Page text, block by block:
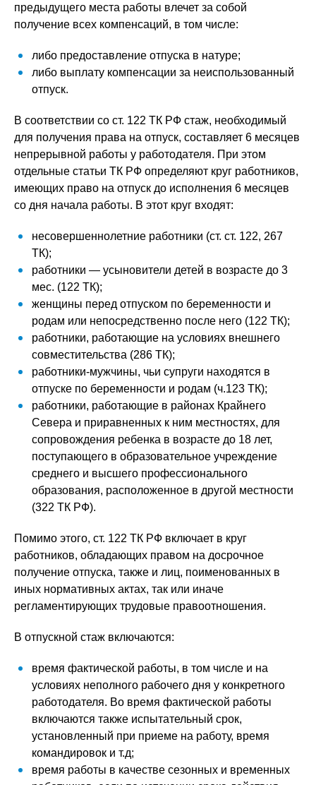
предыдущего места работы влечет за собой
получение всех компенсаций, в том числе:
либо предоставление отпуска в натуре;
либо выплату компенсации за неиспользованный
отпуск.
В соответствии со ст. 122 ТК РФ стаж, необходимый
для получения права на отпуск, составляет 6 месяцев
непрерывной работы у работодателя. При этом
отдельные статьи ТК РФ определяют круг работников,
имеющих право на отпуск до исполнения 6 месяцев
со дня начала работы. В этот круг входят:
несовершеннолетние работники (ст. ст. 122, 267
ТК);
работники — усыновители детей в возрасте до 3
мес. (122 ТК);
женщины перед отпуском по беременности и
родам или непосредственно после него (122 ТК);
работники, работающие на условиях внешнего
совместительства (286 ТК);
работники-мужчины, чьи супруги находятся в
отпуске по беременности и родам (ч.123 ТК);
работники, работающие в районах Крайнего
Севера и приравненных к ним местностях, для
сопровождения ребенка в возрасте до 18 лет,
поступающего в образовательное учреждение
среднего и высшего профессионального
образования, расположенное в другой местности
(322 ТК РФ).
Помимо этого, ст. 122 ТК РФ включает в круг
работников, обладающих правом на досрочное
получение отпуска, также и лиц, поименованных в
иных нормативных актах, так или иначе
регламентирующих трудовые правоотношения.
В отпускной стаж включаются:
время фактической работы, в том числе и на
условиях неполного рабочего дня у конкретного
работодателя. Во время фактической работы
включаются также испытательный срок,
установленный при приеме на работу, время
командировок и т.д;
время работы в качестве сезонных и временных